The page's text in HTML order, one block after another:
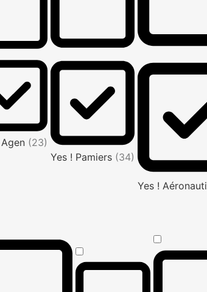
(23)
Yes ! Pamiers (34)
Yes !